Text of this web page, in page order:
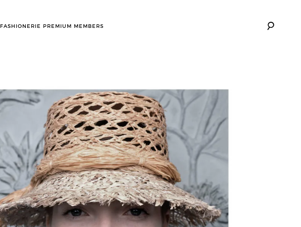
FASHIONERIE PREMIUM MEMBERS